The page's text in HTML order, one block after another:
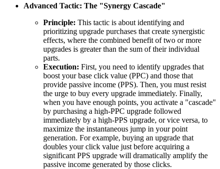
Advanced Tactic: The "Synergy Cascade"
Principle: This tactic is about identifying and
prioritizing upgrade purchases that create synergistic
effects, where the combined benefit of two or more
upgrades is greater than the sum of their individual
parts.
Execution: First, you need to identify upgrades that
boost your base click value (PPC) and those that
provide passive income (PPS). Then, you must resist
the urge to buy every upgrade immediately. Finally,
when you have enough points, you activate a "cascade"
by purchasing a high-PPC upgrade followed
immediately by a high-PPS upgrade, or vice versa, to
maximize the instantaneous jump in your point
generation. For example, buying an upgrade that
doubles your click value just before acquiring a
significant PPS upgrade will dramatically amplify the
passive income generated by those clicks.